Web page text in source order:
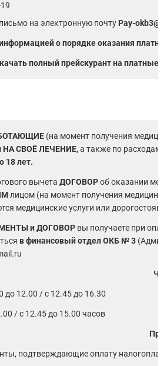
на электронную почту Pay-
о порядке оказания
полный прейскурант на платные
(на момент получения
НА СВОЁ ЛЕЧЕНИЕ,а также по расходам
18 лет.
вычета ДОГОВОРоб оказании
лицом (на момент получения
медицинские услуги или
и ДОГОВОР вы получаете при
в финансовый отдел ОКБ № 3
до 12.00 / с 12.45 до 16.30
/ с 12.45 до 15.00 часов
При
подтверждающие оплату